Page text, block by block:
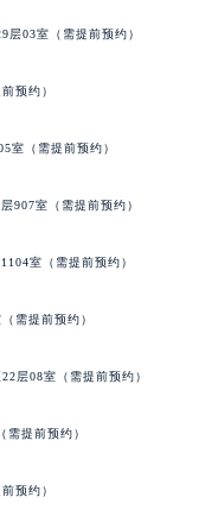
层03室（需提前预约）
预约）
室（需提前预约）
907室（需提前预约）
室（需提前预约）
需提前预约）
层08室（需提前预约）
提前预约）
预约）